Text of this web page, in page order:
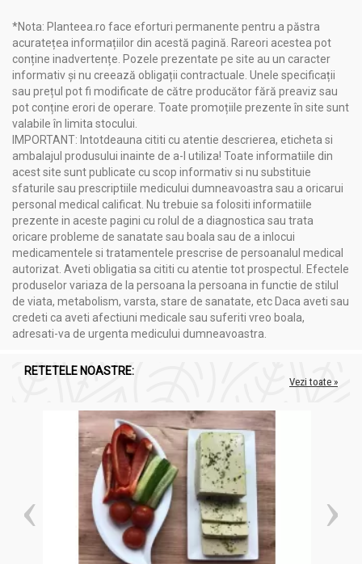
Arsuri solare
Ten gras, acneic
Febră în răceli și gripe – uz extern (frecții, împachetări)
Mătreață
Căderea părului
Administrare
Otet mere miere 100ml - NERA PLANT
Mod de utilizare:
În regim obişnuit de viaţă, oțetul de mere se utilizează în salate
şi mâncăruri, diluat în apă, ceai sau sucuri naturale.
Pentru persoane cu probleme de sănătate:
intern: câte 1 linguriţă (copii) sau câte 1 lingură (adulţi),
de 3 ori/zi, înaintea meselor principale, diluat în apă, ceai
sau sucuri. Cura durează 4-6 săptămâni.
extern: comprese, fricţionări.
Produsul este un supliment alimentar şi nu trebuie să
viaţă sănătos.
A nu se depăşi doza recomandată pentru consumul zilnic.
Contraindicaţii: Contraindicat persoanelor alergice la produsele
Condiţii de păstrare: A se păstra bine închis.
În timp pot apărea depuneri care nu afectează calitatea
*Nota: Planteea.ro face eforturi permanente pentru a păstra
acuratețea informațiilor din acestă pagină. Rareori acestea pot
conține inadvertențe. Pozele prezentate pe site au un caracter
informativ și nu creează obligații contractuale. Unele specificații
sau prețul pot fi modificate de către producător fără preaviz sau
pot conține erori de operare. Toate promoțiile prezente în site sunt
valabile în limita stocului.
IMPORTANT: Intotdeauna cititi cu atentie descrierea, eticheta si
ambalajul produsului inainte de a-l utiliza! Toate informatiile din
acest site sunt publicate cu scop informativ si nu substituie
sfaturile sau prescriptiile medicului dumneavoastra sau a oricarui
personal medical calificat. Nu trebuie sa folositi informatiile
prezente in aceste pagini cu rolul de a diagnostica sau trata
oricare probleme de sanatate sau boala sau de a inlocui
medicamentele si tratamentele prescrise de persoanalul medical
autorizat. Aveti obligatia sa cititi cu atentie tot prospectul. Efectele
produselor variaza de la persoana la persoana in functie de stilul
de viata, metabolism, varsta, stare de sanatate, etc Daca aveti sau
credeti ca aveti afectiuni medicale sau suferiti vreo boala,
adresati-va de urgenta medicului dumneavoastra.
RETETELE NOASTRE:
Vezi toate »